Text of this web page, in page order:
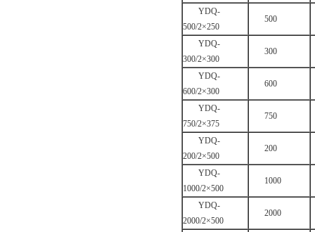
YDQ-
500/2×250
500
YDQ-
300/2×300
300
YDQ-
600/2×300
600
YDQ-
750/2×375
750
YDQ-
200/2×500
200
YDQ-
1000/2×500
1000
YDQ-
2000/2×500
2000